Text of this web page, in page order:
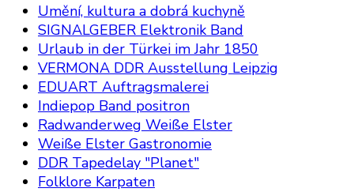
Umění, kultura a dobrá kuchyně
SIGNALGEBER Elektronik Band
Urlaub in der Türkei im Jahr 1850
VERMONA DDR Ausstellung Leipzig
EDUART Auftragsmalerei
Indiepop Band positron
Radwanderweg Weiße Elster
Weiße Elster Gastronomie
DDR Tapedelay "Planet"
Folklore Karpaten